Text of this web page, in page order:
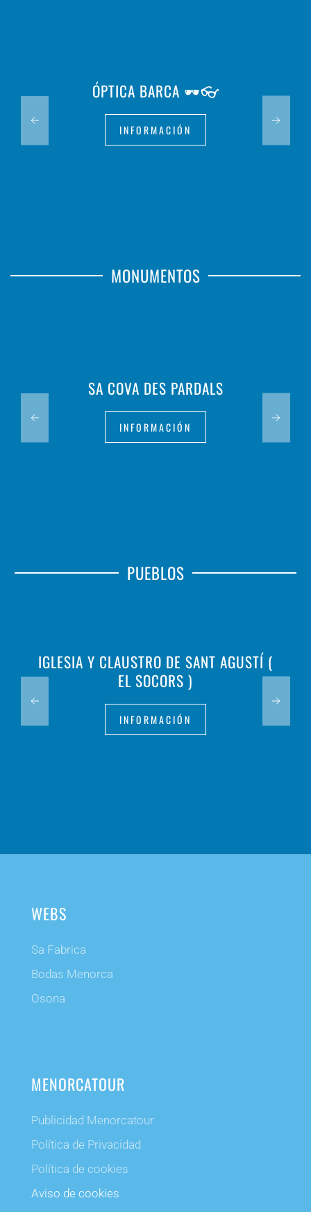
ÓPTICA BARCA 🕶️👓
INFORMACIÓN
MONUMENTOS
SA COVA DES PARDALS
INFORMACIÓN
PUEBLOS
IGLESIA Y CLAUSTRO DE SANT AGUSTÍ (
EL SOCORS )
INFORMACIÓN
WEBS
Sa Fabrica
Bodas Menorca
Osona
MENORCATOUR
Publicidad Menorcatour
Política de Privacidad
Política de cookies
Aviso de cookies